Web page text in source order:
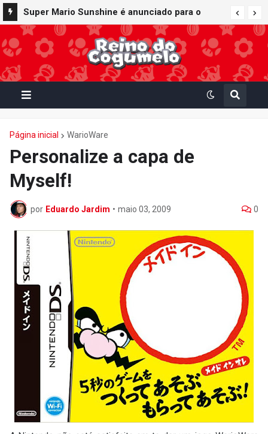
Super Mario Sunshine é anunciado para o
Nintendo GameCube - Nintendo Classics do
Nintendo Switch Online
Página inicial WarioWare
Personalize a capa de
Myself!
por Eduardo Jardim • maio 03, 2009 0